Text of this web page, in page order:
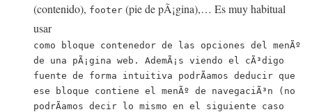
(contenido), footer (pie de pÃ¡gina),… Es muy habitual
usar
como bloque contenedor de las opciones del menÃº
de una pÃ¡gina web. AdemÃ¡s viendo el cÃ³digo
fuente de forma intuitiva podrÃ­amos deducir que
ese bloque contiene el menÃº de navegaciÃ³n (no
podrÃ­amos decir lo mismo en el siguiente caso